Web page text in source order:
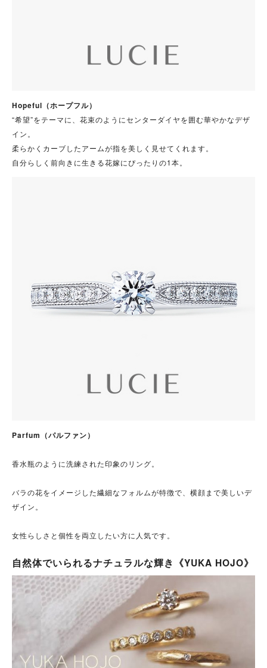
Hopeful（ホープフル）
“希望”をテーマに、花束のようにセンターダイヤを囲む華やかなデザ
イン。
柔らかくカーブしたアームが指を美しく見せてくれます。
自分らしく前向きに生きる花嫁にぴったりの1本。
Parfum（パルファン）
香水瓶のように洗練された印象のリング。
バラの花をイメージした繊細なフォルムが特徴で、横顔まで美しいデ
ザイン。
女性らしさと個性を両立したい方に人気です。
自然体でいられるナチュラルな輝き《YUKA HOJO》